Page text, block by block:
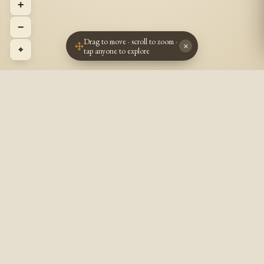
+
−
⌖
Drag to move · scroll to zoom ·
tap anyone to explore
×